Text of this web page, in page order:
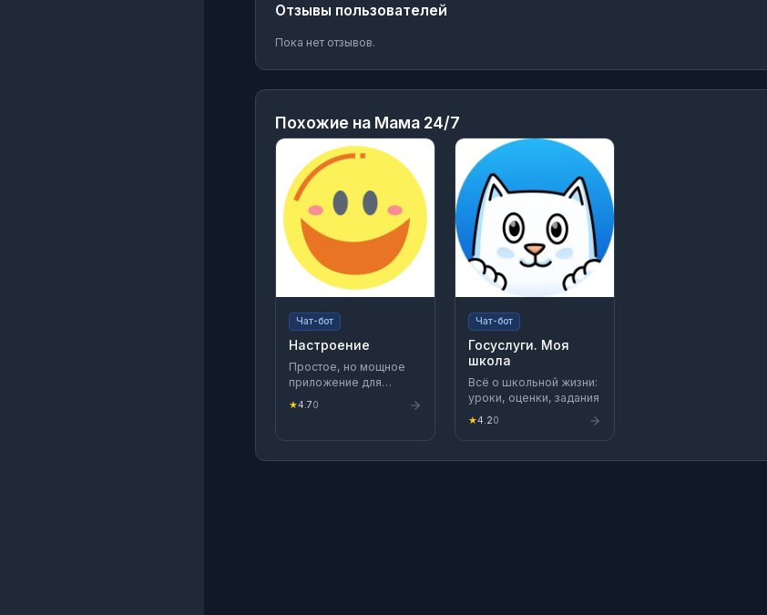
Отзывы пользователей
Пока нет отзывов.
Похожие на Мама 24/7
Чат-бот
Настроение
Простое, но мощное
приложение для
отслеживания
помогает следить за
своим эмоциональным
★4.70
Чат-бот
Госуслуги. Моя
школа
Всё о школьной жизни:
уроки, оценки, задания
★4.20